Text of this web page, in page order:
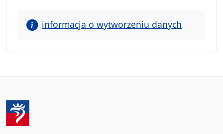
informacja o wytworzeniu danych